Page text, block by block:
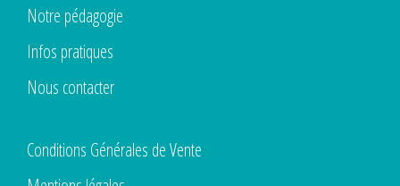
Notre pédagogie
Infos pratiques
Nous contacter
Conditions Générales de Vente